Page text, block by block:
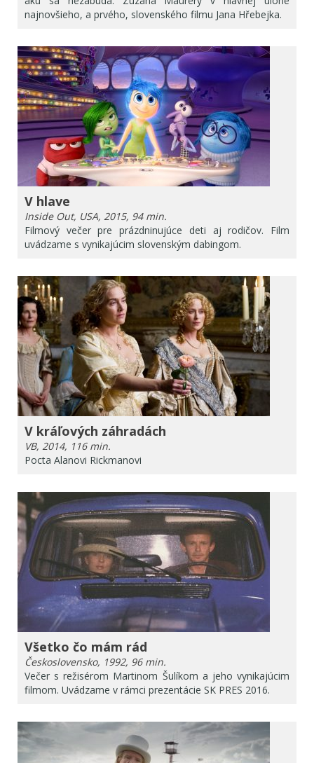
najnovšieho, a prvého, slovenského filmu Jana Hřebejka.
V hlave
Inside Out, USA, 2015, 94 min.
Filmový večer pre prázdninujúce deti aj rodičov. Film
uvádzame s vynikajúcim slovenským dabingom.
V kráľových záhradách
VB, 2014, 116 min.
Pocta Alanovi Rickmanovi
Všetko čo mám rád
Československo, 1992, 96 min.
Večer s režisérom Martinom Šulíkom a jeho vynikajúcim
filmom. Uvádzame v rámci prezentácie SK PRES 2016.